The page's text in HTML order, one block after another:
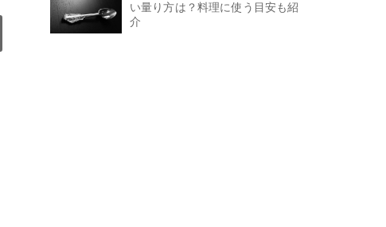
い量り方は？料理に使う目安も紹
介